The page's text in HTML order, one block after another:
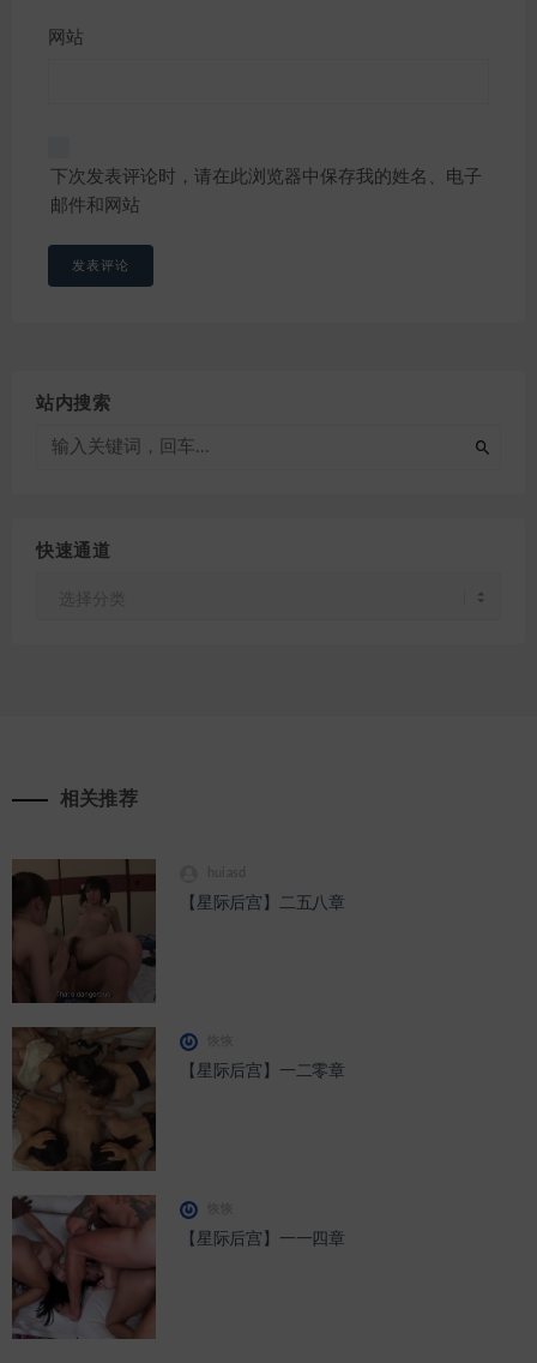
网站
下次发表评论时，请在此浏览器中保存我的姓名、电子
邮件和网站
站内搜索
快速通道
相关推荐
【星际后宫】二五八章
【星际后宫】一二零章
【星际后宫】一一四章